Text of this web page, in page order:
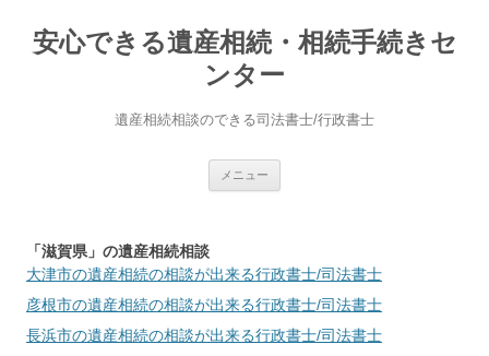
安心できる遺産相続・相続手続きセ
ンター
遺産相続相談のできる司法書士/行政書士
メニュー
キ
プ
「滋賀県」の遺産相続相談
大津市の遺産相続の相談が出来る行政書士/司法書士
彦根市の遺産相続の相談が出来る行政書士/司法書士
長浜市の遺産相続の相談が出来る行政書士/司法書士